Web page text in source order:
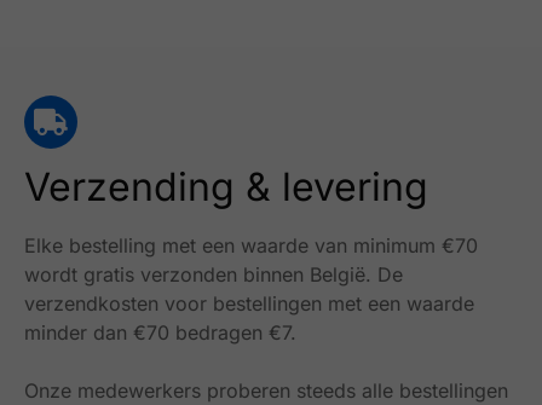
Verzending & levering
Elke bestelling met een waarde van minimum €70
wordt gratis verzonden binnen België. De
verzendkosten voor bestellingen met een waarde
minder dan €70 bedragen €7.
Onze medewerkers proberen steeds alle bestellingen